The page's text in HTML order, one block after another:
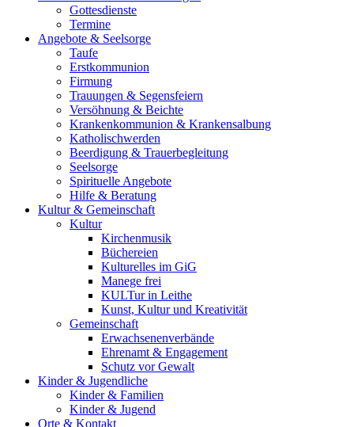
Gottesdienste
Termine
Angebote & Seelsorge
Taufe
Erstkommunion
Firmung
Trauungen & Segensfeiern
Versöhnung & Beichte
Krankenkommunion & Krankensalbung
Katholischwerden
Beerdigung & Trauerbegleitung
Seelsorge
Spirituelle Angebote
Hilfe & Beratung
Kultur & Gemeinschaft
Kultur
Kirchenmusik
Büchereien
Kulturelles im GiG
Manege frei
KULTur in Leithe
Kunst, Kultur und Kreativität
Gemeinschaft
Erwachsenenverbände
Ehrenamt & Engagement
Schutz vor Gewalt
Kinder & Jugendliche
Kinder & Familien
Kinder & Jugend
Orte & Kontakt